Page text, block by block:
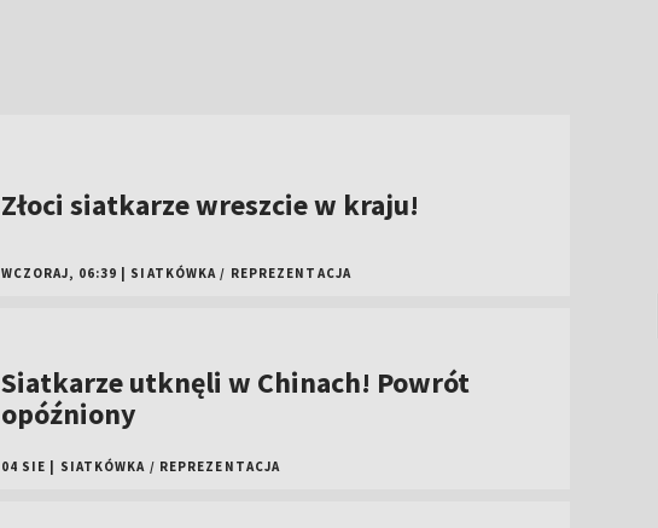
Złoci siatkarze wreszcie w kraju!
WCZORAJ, 06:39 SIATKÓWKA / REPREZENTACJA
Siatkarze utknęli w Chinach! Powrót
opóźniony
04 SIE SIATKÓWKA / REPREZENTACJA